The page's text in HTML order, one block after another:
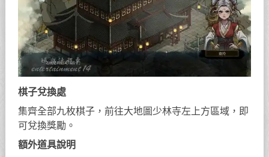
棋子兌換處
集齊全部九枚棋子，前往大地圖少林寺左上方區域，即
可兌換獎勵。
額外道具說明